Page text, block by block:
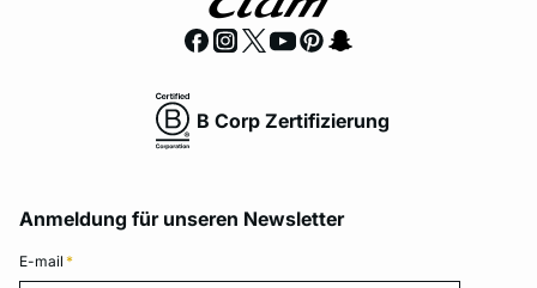
B Corp Zertifizierung
Anmeldung für unseren Newsletter
E-mail *